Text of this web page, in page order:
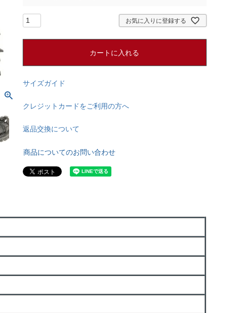
お気に入りに登録する
カートに入れる
サイズガイド
クレジットカードをご利用の方へ
返品交換について
商品についてのお問い合わせ